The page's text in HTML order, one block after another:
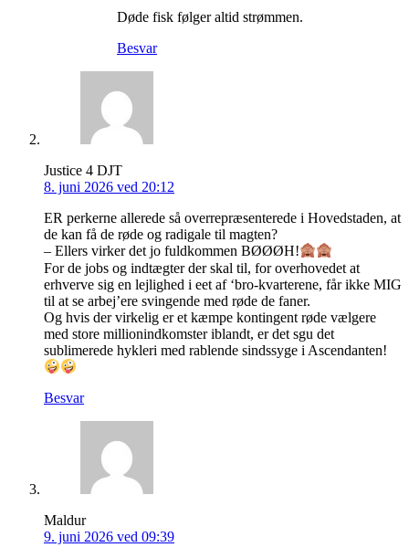
Døde fisk følger altid strømmen.
Besvar
Justice 4 DJT
8. juni 2026 ved 20:12
ER perkerne allerede så overrepræsenterede i Hovedstaden, at
de kan få de røde og radigale til magten?
– Ellers virker det jo fuldkommen BØØØH!
For de jobs og indtægter der skal til, for overhovedet at
erhverve sig en lejlighed i eet af ‘bro-kvarterene, får ikke MIG
til at se arbej’ere svingende med røde de faner.
Og hvis der virkelig er et kæmpe kontingent røde vælgere
med store millionindkomster iblandt, er det sgu det
sublimerede hykleri med rablende sindssyge i Ascendanten!
Besvar
Maldur
9. juni 2026 ved 09:39